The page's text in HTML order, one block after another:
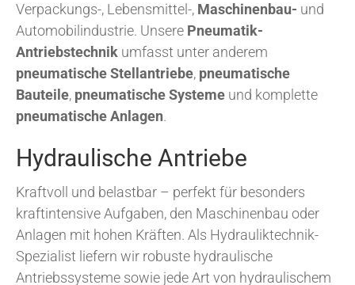
Verpackungs-, Lebensmittel-, Maschinenbau- und
Automobilindustrie. Unsere Pneumatik-
Antriebstechnik umfasst unter anderem
pneumatische Stellantriebe, pneumatische
Bauteile, pneumatische Systeme und komplette
pneumatische Anlagen.
Hydraulische Antriebe
Kraftvoll und belastbar – perfekt für besonders
kraftintensive Aufgaben, den Maschinenbau oder
Anlagen mit hohen Kräften. Als Hydrauliktechnik-
Spezialist liefern wir robuste hydraulische
Antriebssysteme sowie jede Art von hydraulischem